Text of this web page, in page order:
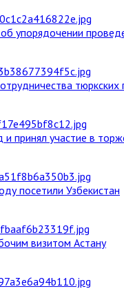
упорядочении
тюркских
принял участие в
посетили Узбекистан
визитом Астану